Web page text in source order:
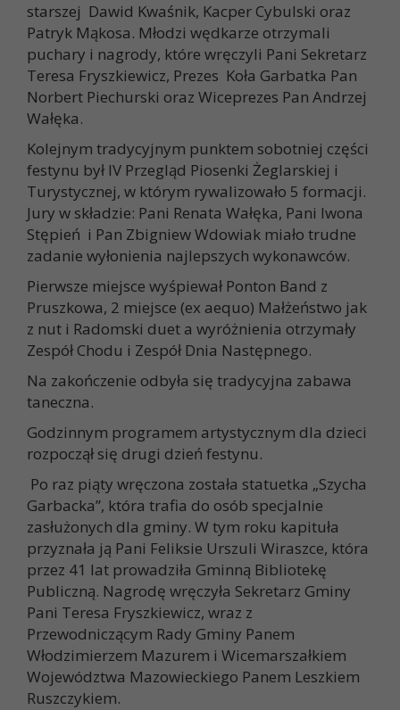
starszej Dawid Kwaśnik, Kacper Cybulski oraz
Patryk Mąkosa. Młodzi wędkarze otrzymali
puchary i nagrody, które wręczyli Pani Sekretarz
Teresa Fryszkiewicz, Prezes Koła Garbatka Pan
Norbert Piechurski oraz Wiceprezes Pan Andrzej
Wałęka.
Kolejnym tradycyjnym punktem sobotniej części
festynu był IV Przegląd Piosenki Żeglarskiej i
Turystycznej, w którym rywalizowało 5 formacji.
Jury w składzie: Pani Renata Wałęka, Pani Iwona
Stępień i Pan Zbigniew Wdowiak miało trudne
zadanie wyłonienia najlepszych wykonawców.
Pierwsze miejsce wyśpiewał Ponton Band z
Pruszkowa, 2 miejsce (ex aequo) Małżeństwo jak
z nut i Radomski duet a wyróżnienia otrzymały
Zespół Chodu i Zespół Dnia Następnego.
Na zakończenie odbyła się tradycyjna zabawa
taneczna.
Godzinnym programem artystycznym dla dzieci
rozpoczął się drugi dzień festynu.
Po raz piąty wręczona została statuetka „Szycha
Garbacka”, która trafia do osób specjalnie
zasłużonych dla gminy. W tym roku kapituła
przyznała ją Pani Feliksie Urszuli Wiraszce, która
przez 41 lat prowadziła Gminną Bibliotekę
Publiczną. Nagrodę wręczyła Sekretarz Gminy
Pani Teresa Fryszkiewicz, wraz z
Przewodniczącym Rady Gminy Panem
Włodzimierzem Mazurem i Wicemarszałkiem
Województwa Mazowieckiego Panem Leszkiem
Ruszczykiem.